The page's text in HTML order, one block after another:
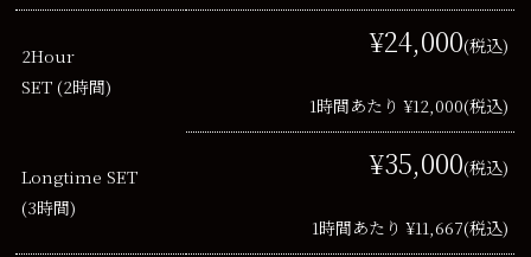
2Hour
SET (2時間)
¥24,000(税込)
1時間あたり ¥12,000(税込)
Longtime SET
(3時間)
¥35,000(税込)
1時間あたり ¥11,667(税込)